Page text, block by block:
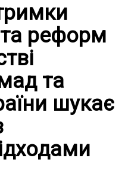
реформ
та
шукає